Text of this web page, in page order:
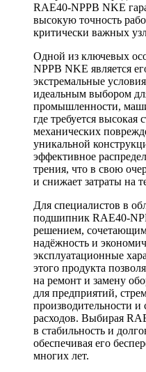
RAE40-NPPB NKE
высокую точность
критически важных
Одной из ключевых
NPPB NKE является
экстремальные
идеальным выбором
промышленности,
где требуется высокая
механических
уникальной
эффективное
трения, что в свою
и снижает затраты на
Для специалистов в
подшипник RAE40-
решением, сочетающим
надёжность и
эксплуатационные
этого продукта
на ремонт и замену
для предприятий,
производительности
расходов. Выбирая
в стабильность и
обеспечивая его
многих лет.